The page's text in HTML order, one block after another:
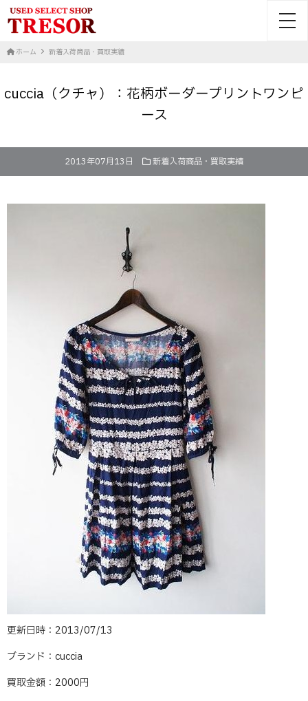
ホーム 新着入荷商品・買取実績
cuccia（クチャ）：花柄ボーダープリントワンピ
ース
2013年07月13日 新着入荷商品・買取実績
更新日時：2013/07/13
ブランド：cuccia
買取金額：2000円